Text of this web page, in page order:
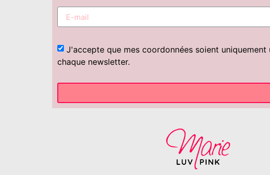
J'accepte que mes coordonnées soient
chaque newsletter.